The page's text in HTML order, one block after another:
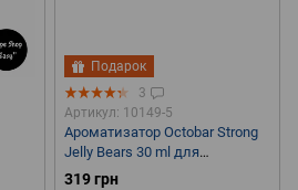
Подарок
3
Артикул: 10149-5
Ароматизатор Octobar Strong
Jelly Bears 30 ml для
самозамеса
319 грн